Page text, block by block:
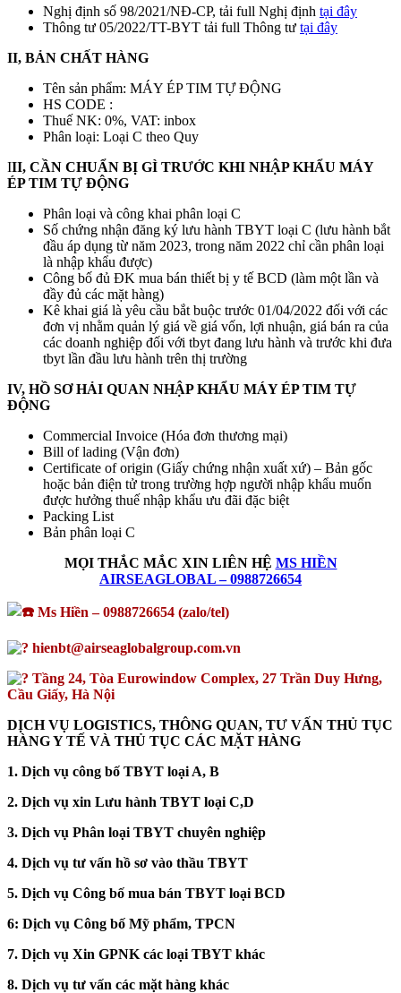
Nghị định số 98/2021/NĐ-CP, tải full Nghị định tại đây
Thông tư 05/2022/TT-BYT tải full Thông tư tại đây
II, BẢN CHẤT HÀNG
Tên sản phẩm: MÁY ÉP TIM TỰ ĐỘNG
HS CODE :
Thuế NK: 0%, VAT: inbox
Phân loại: Loại C theo Quy
III, CẦN CHUẨN BỊ GÌ TRƯỚC KHI NHẬP KHẨU MÁY
ÉP TIM TỰ ĐỘNG
Phân loại và công khai phân loại C
Số chứng nhận đăng ký lưu hành TBYT loại C (lưu hành bắt
đầu áp dụng từ năm 2023, trong năm 2022 chỉ cần phân loại
là nhập khẩu được)
Công bố đủ ĐK mua bán thiết bị y tế BCD (làm một lần và
đầy đủ các mặt hàng)
Kê khai giá là yêu cầu bắt buộc trước 01/04/2022 đối với các
đơn vị nhằm quản lý giá về giá vốn, lợi nhuận, giá bán ra của
các doanh nghiệp đối với tbyt đang lưu hành và trước khi đưa
tbyt lần đầu lưu hành trên thị trường
IV, HỒ SƠ HẢI QUAN NHẬP KHẨU MÁY ÉP TIM TỰ
ĐỘNG
Commercial Invoice (Hóa đơn thương mại)
Bill of lading (Vận đơn)
Certificate of origin (Giấy chứng nhận xuất xứ) – Bản gốc
hoặc bản điện tử trong trường hợp người nhập khẩu muốn
được hưởng thuế nhập khẩu ưu đãi đặc biệt
Packing List
Bản phân loại C
MỌI THẮC MẮC XIN LIÊN HỆ MS HIỀN
AIRSEAGLOBAL – 0988726654
Ms Hiền – 0988726654 (zalo/tel)
hienbt@airseaglobalgroup.com.vn
Tầng 24, Tòa Eurowindow Complex, 27 Trần Duy Hưng,
Cầu Giấy, Hà Nội
DỊCH VỤ LOGISTICS, THÔNG QUAN, TƯ VẤN THỦ TỤC
HÀNG Y TẾ VÀ THỦ TỤC CÁC MẶT HÀNG
1. Dịch vụ công bố TBYT loại A, B
2. Dịch vụ xin Lưu hành TBYT loại C,D
3. Dịch vụ Phân loại TBYT chuyên nghiệp
4. Dịch vụ tư vấn hồ sơ vào thầu TBYT
5. Dịch vụ Công bố mua bán TBYT loại BCD
6: Dịch vụ Công bố Mỹ phẩm, TPCN
7. Dịch vụ Xin GPNK các loại TBYT khác
8. Dịch vụ tư vấn các mặt hàng khác